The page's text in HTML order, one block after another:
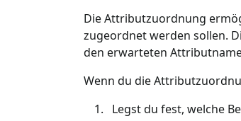
Die Attributzuordnung
zugeordnet werden sollen.
den erwarteten
Wenn du die
Legst du fest, welche